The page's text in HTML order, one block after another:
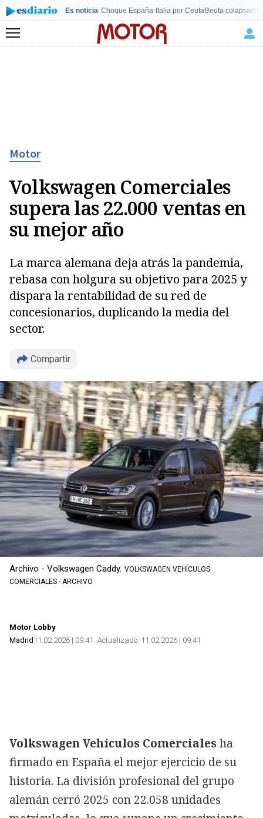
Es noticia Choque España-Italia por CeutaCeuta colapsada
Menú
Motor
Volkswagen Comerciales
supera las 22.000 ventas en
su mejor año
La marca alemana deja atrás la pandemia,
rebasa con holgura su objetivo para 2025 y
dispara la rentabilidad de su red de
concesionarios, duplicando la media del
sector.
Compartir
Copiar
Archivo - Volkswagen Caddy. VOLKSWAGEN VEHÍCULOS
COMERCIALES - ARCHIVO
Motor Lobby
Madrid11.02.2026 | 09:41 Actualizado: 11.02.2026 | 09:41
Volkswagen Vehículos Comercialesha
firmado en España el mejor ejercicio de su
historia. La división profesional del grupo
alemán cerró 2025 con 22.058 unidades